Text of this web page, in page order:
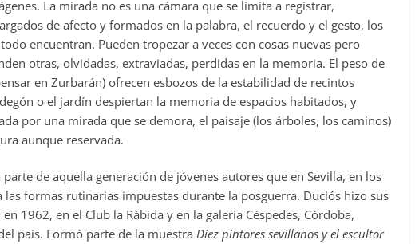
La mirada no es una cámara que se limita a registrar,
de afecto y formados en la palabra, el recuerdo y el gesto, los
encuentran. Pueden tropezar a veces con cosas nuevas pero
otras, olvidadas, extraviadas, perdidas en la memoria. El peso de
en Zurbarán) ofrecen esbozos de la estabilidad de recintos
o el jardín despiertan la memoria de espacios habitados, y
por una mirada que se demora, el paisaje (los árboles, los caminos)
aunque reservada.
de aquella generación de jóvenes autores que en Sevilla, en los
formas rutinarias impuestas durante la posguerra. Duclós hizo sus
1962, en el Club la Rábida y en la galería Céspedes, Córdoba,
país. Formó parte de la muestra Diez pintores sevillanos y el escultor